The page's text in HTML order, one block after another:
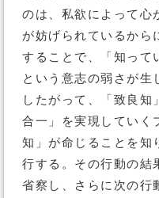
のは、私欲によって心
が妨げられているから
することで、「知って
という意志の弱さが生
したがって、「致良知
合一」を実現していく
知」が命じることを知
行する。その行動の結
省察し、さらに次の行